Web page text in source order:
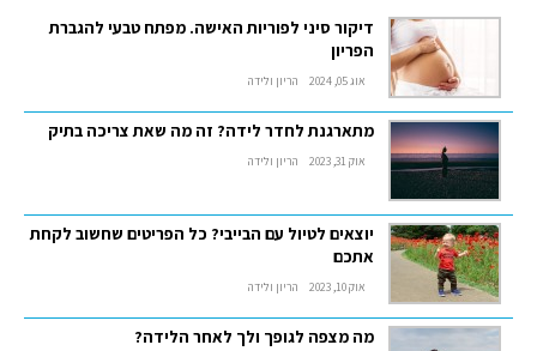
דיקור סיני לפוריות האישה. מפתח טבעי להגברת
הפריון
אוג 05, 2024 הריון ולידה
מתארגנת לחדר לידה? זה מה שאת צריכה בתיק
אוק 31, 2023 הריון ולידה
יוצאים לטיול עם הבייבי? כל הפריטים שחשוב לקחת
אתכם
אוק 10, 2023 הריון ולידה
מה מצפה לגופך ולך לאחר הלידה?